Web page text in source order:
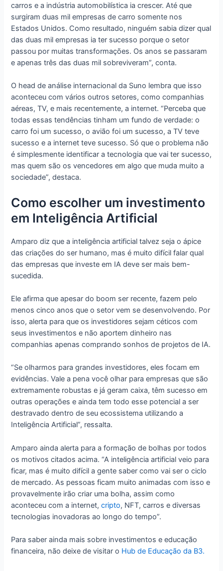
carros e a indústria automobilística ia crescer. Até que
surgiram duas mil empresas de carro somente nos
Estados Unidos. Como resultado, ninguém sabia dizer qual
das duas mil empresas ia ter sucesso porque o setor
passou por muitas transformações. Os anos se passaram
e apenas três das duas mil sobreviveram”, conta.
O head de análise internacional da Suno lembra que isso
aconteceu com vários outros setores, como companhias
aéreas, TV, e mais recentemente, a internet. “Perceba que
todas essas tendências tinham um fundo de verdade: o
carro foi um sucesso, o avião foi um sucesso, a TV teve
sucesso e a internet teve sucesso. Só que o problema não
é simplesmente identificar a tecnologia que vai ter sucesso,
mas quem são os vencedores em algo que muda muito a
sociedade”, destaca.
Como escolher um investimento
em Inteligência Artificial
Amparo diz que a inteligência artificial talvez seja o ápice
das criações do ser humano, mas é muito difícil falar qual
das empresas que investe em IA deve ser mais bem-
sucedida.
Ele afirma que apesar do boom ser recente, fazem pelo
menos cinco anos que o setor vem se desenvolvendo. Por
isso, alerta para que os investidores sejam céticos com
seus investimentos e não aportem dinheiro nas
companhias apenas comprando sonhos de projetos de IA.
“Se olharmos para grandes investidores, eles focam em
evidências. Vale a pena você olhar para empresas que são
extremamente robustas e já geram caixa, têm sucesso em
outras operações e ainda tem todo esse potencial a ser
destravado dentro de seu ecossistema utilizando a
Inteligência Artificial”, ressalta.
Amparo ainda alerta para a formação de bolhas por todos
os motivos citados acima. “A inteligência artificial veio para
ficar, mas é muito difícil a gente saber como vai ser o ciclo
de mercado. As pessoas ficam muito animadas com isso e
provavelmente irão criar uma bolha, assim como
aconteceu com a internet,cripto, NFT, carros e diversas
tecnologias inovadoras ao longo do tempo”.
Para saber ainda mais sobre investimentos e educação
financeira, não deixe de visitar o Hub de Educação da B3.